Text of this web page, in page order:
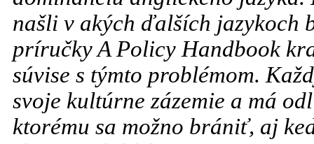
našli v akých ďalších jazykoch
príručky A Policy Handbook
súvise s týmto problémom.
svoje kultúrne zázemie a má
ktorému sa možno brániť, aj